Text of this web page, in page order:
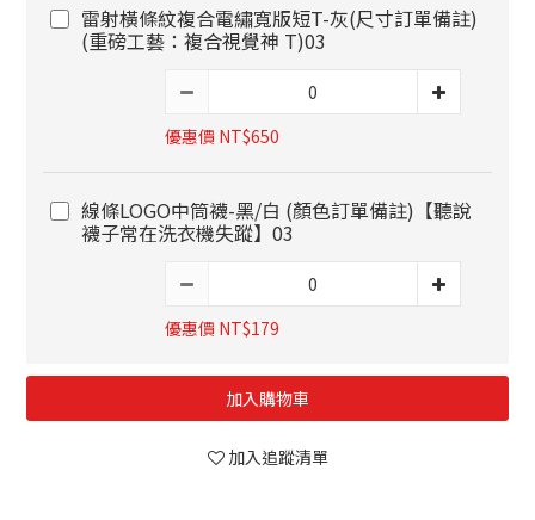
雷射橫條紋複合電繡寬版短T-灰(尺寸訂單備註)
(重磅工藝：複合視覺神 T)03
優惠價 NT$650
線條LOGO中筒襪-黑/白 (顏色訂單備註)【聽說
襪子常在洗衣機失蹤】03
優惠價 NT$179
加入購物車
加入追蹤清單